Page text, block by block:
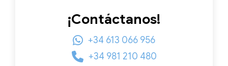
¡Contáctanos!
+34 613 066 956
+34 981 210 480